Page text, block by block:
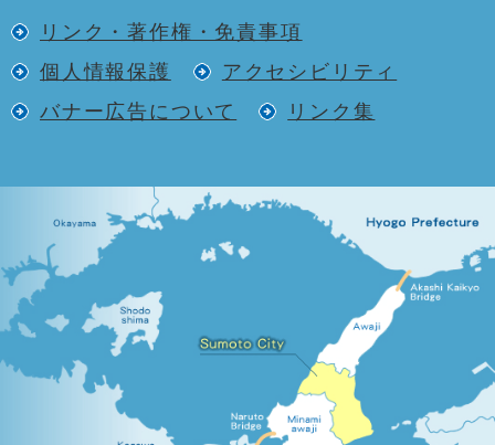
リンク・著作権・免責事項
個人情報保護
アクセシビリティ
バナー広告について
リンク集